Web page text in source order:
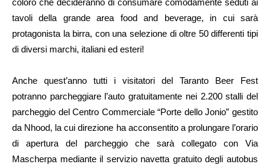
tavoli della grande area food and beverage, in cui sarà
protagonista la birra, con una selezione di oltre 50 differenti tipi
di diversi marchi, italiani ed esteri!
Anche quest’anno tutti i visitatori del Taranto Beer Fest
potranno parcheggiare l’auto gratuitamente nei 2.200 stalli del
parcheggio del Centro Commerciale “Porte dello Jonio” gestito
da Nhood, la cui direzione ha acconsentito a prolungare l’orario
di apertura del parcheggio che sarà collegato con Via
Mascherpa mediante il servizio navetta gratuito degli autobus